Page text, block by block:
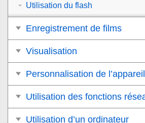
Utilisation du flash
Enregistrement de films
Visualisation
Personnalisation de
Utilisation des fonctions
Utilisation d’un ordinateur